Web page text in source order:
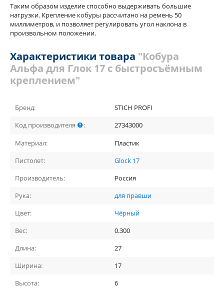
Таким образом изделие способно выдерживать большие
нагрузки. Крепление кобуры рассчитано на ремень 50
миллиметров, и позволяет регулировать угол наклона в
произвольном положении.
Характеристики товара "Кобура
Альфа для Глок 17 с быстросъёмным
креплением"
Бренд:
STICH PROFI
Код производителя
: 27343000
Материал:
Пластик
Пистолет:
Glock 17
Производитель:
Россия
Рука:
для правши
Цвет:
Чёрный
Вес:
0.300
Длина:
27
Ширина:
17
Высота:
6